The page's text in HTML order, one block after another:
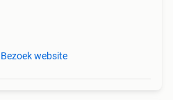
Bezoek website